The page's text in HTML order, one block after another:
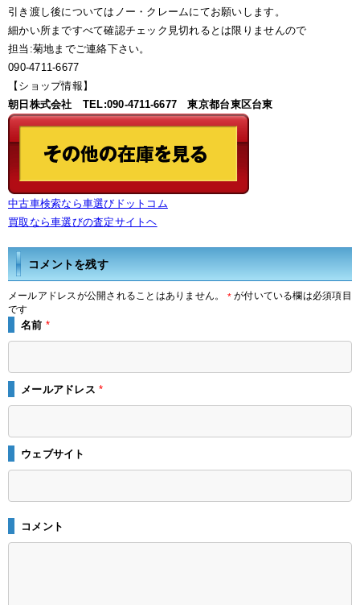
引き渡し後についてはノー・クレームにてお願いします。
細かい所まですべて確認チェック見切れるとは限りませんので
担当:菊地までご連絡下さい。
090-4711-6677
【ショップ情報】
朝日株式会社 TEL:090-4711-6677 東京都台東区台東
中古車検索なら車選びドットコム
買取なら車選びの査定サイトヘ
コメントを残す
メールアドレスが公開されることはありません。 *が付いている欄は必須項目
です
名前 *
メールアドレス*
ウェブサイト
コメント